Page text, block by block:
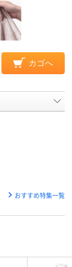
カゴへ
おすすめ特集一覧